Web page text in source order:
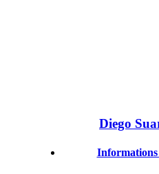
Diego
Informations